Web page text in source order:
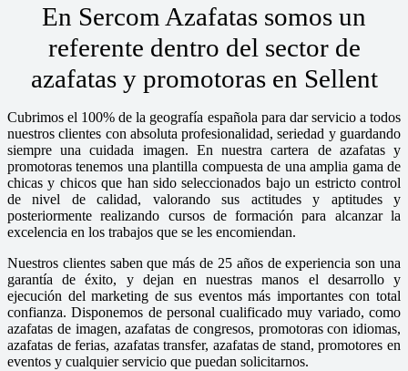
En Sercom Azafatas somos un
referente dentro del sector de
azafatas y promotoras en Sellent
Cubrimos el 100% de la geografía española para dar servicio a todos
nuestros clientes con absoluta profesionalidad, seriedad y guardando
siempre una cuidada imagen. En nuestra cartera de azafatas y
promotoras tenemos una plantilla compuesta de una amplia gama de
chicas y chicos que han sido seleccionados bajo un estricto control
de nivel de calidad, valorando sus actitudes y aptitudes y
posteriormente realizando cursos de formación para alcanzar la
excelencia en los trabajos que se les encomiendan.
Nuestros clientes saben que más de 25 años de experiencia son una
garantía de éxito, y dejan en nuestras manos el desarrollo y
ejecución del marketing de sus eventos más importantes con total
confianza. Disponemos de personal cualificado muy variado, como
azafatas de imagen, azafatas de congresos, promotoras con idiomas,
azafatas de ferias, azafatas transfer, azafatas de stand, promotores en
eventos y cualquier servicio que puedan solicitarnos.